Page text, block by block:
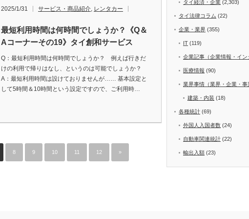
2025/1/31 サービス・商品紹介, レンタカー
最短利用時間は何時間でしょうか？《Q＆
Aコーナーその19》タイ創和サービス
Q：最短利用時間は何時間でしょうか？ 例えば行きだ
けの利用で帰りはなし、というのは可能でしょうか？
A：最短利用時間は設けておりませんが…… 基本設定と
して5時間＆10時間という設定ですので、ご利用時…
8 9 10 11 12 »
タイ経済・企業 (2,303)
タイ法律コラム (22)
企業・業界 (355)
IT (119)
企業記事（企業情報・イン
医療情報 (90)
業界事情（業界・企業・事
建築・内装 (18)
各種統計 (69)
外国人入国者数 (24)
自動車関連統計 (22)
輸出入額 (23)